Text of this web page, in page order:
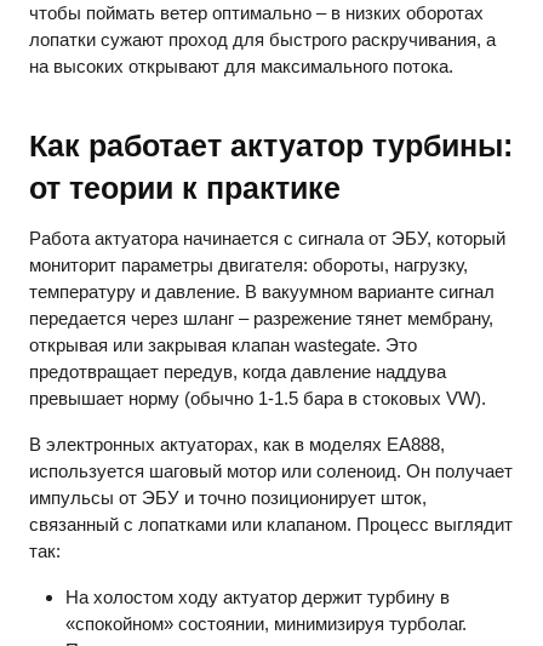
чтобы поймать ветер оптимально – в низких оборотах
лопатки сужают проход для быстрого раскручивания, а
на высоких открывают для максимального потока.
Как работает актуатор турбины:
от теории к практике
Работа актуатора начинается с сигнала от ЭБУ, который
мониторит параметры двигателя: обороты, нагрузку,
температуру и давление. В вакуумном варианте сигнал
передается через шланг – разрежение тянет мембрану,
открывая или закрывая клапан wastegate. Это
предотвращает передув, когда давление наддува
превышает норму (обычно 1-1.5 бара в стоковых VW).
В электронных актуаторах, как в моделях EA888,
используется шаговый мотор или соленоид. Он получает
импульсы от ЭБУ и точно позиционирует шток,
связанный с лопатками или клапаном. Процесс выглядит
так:
На холостом ходу актуатор держит турбину в
«спокойном» состоянии, минимизируя турболаг.